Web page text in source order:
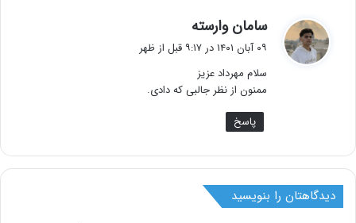
سامان وارسته
ف
۰۹ آبان ۱۴۰۱ در ۹:۱۷ قبل از ظهر
سلام مهرداد عزیز
ممنون از نظر جالبی که دادی.
پاسخ
دیدگاهتان را بنویسید